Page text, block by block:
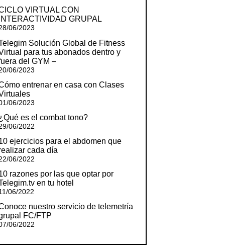
VIRTUAL CON
INTERACTIVIDAD GRUPAL
06/2023
Solución Global de Fitness
para tus abonados dentro y
del GYM –
06/2023
entrenar en casa con Clases
06/2023
es el combat tono?
06/2022
ejercicios para el abdomen que
cada día
06/2022
razones por las que optar por
en tu hotel
06/2022
nuestro servicio de telemetría
FC/FTP
06/2022